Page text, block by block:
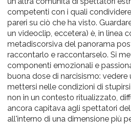
competenti con i quali
pareri su ciò che ha visto.
un videoclip, eccetera) è, in linea
metadiscorsiva del panorama
raccontarlo e raccontarselo. Si
componenti emozionali e
buona dose di narcisismo: vedere
mettersi nelle condizioni di
non in un contesto ritualizzato,
ancora capitava agli spettatori
all'interno di una dimensione più